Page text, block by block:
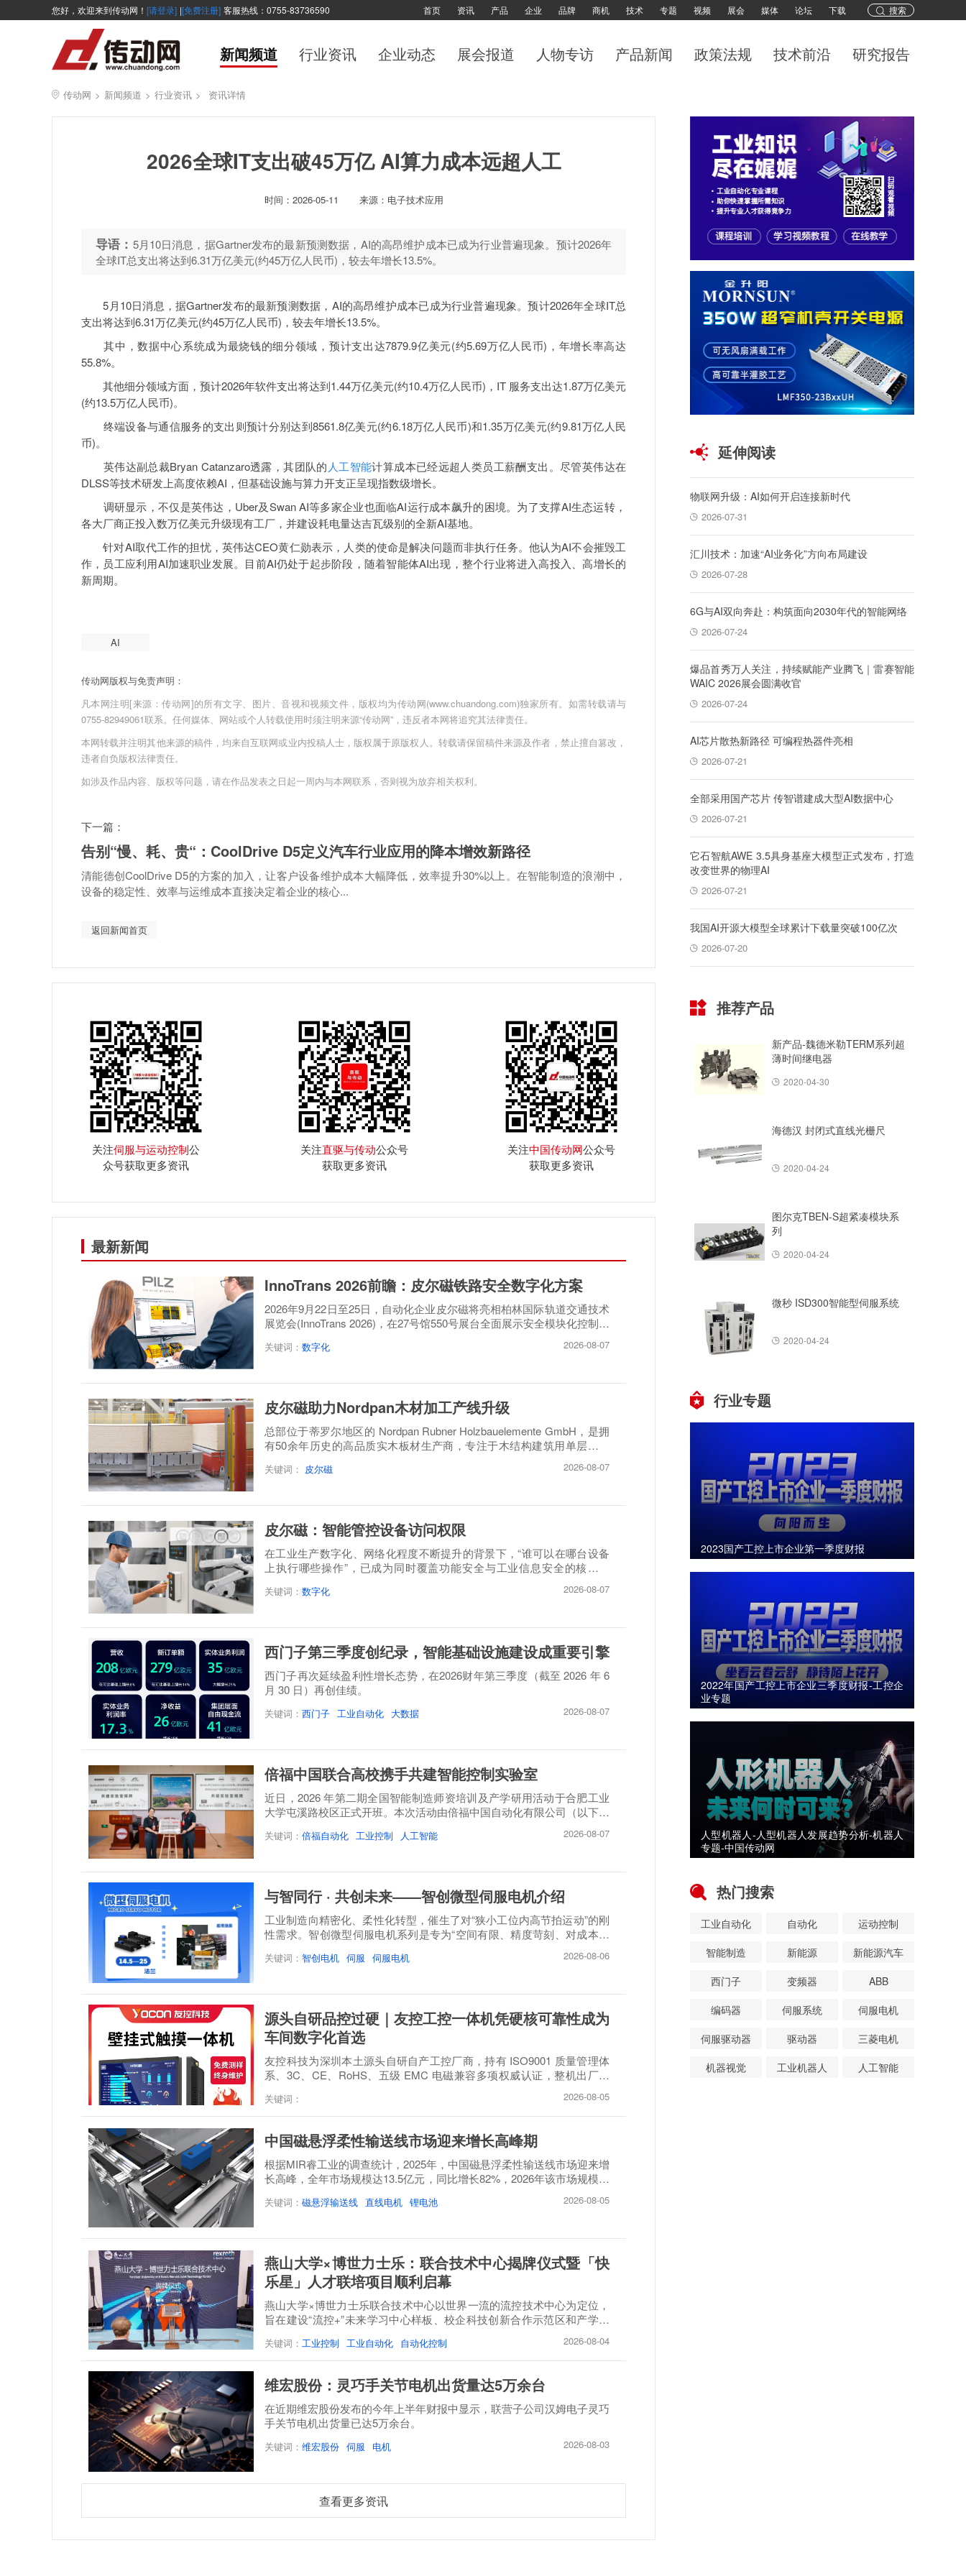
您好，欢迎来到传动网！ [请登录] |[免费注册] 客服热线：0755-83736590 搜索
首页 资讯 产品 企业 品牌 商机 技术 专题 视频 展会 媒体 论坛 下载
新闻频道 行业资讯 企业动态 展会报道 人物专访 产品新闻 政策法规 技术前沿 研究报告
传动网 > 新闻频道 > 行业资讯 > 资讯详情
2026全球IT支出破45万亿 AI算力成本远超人工
时间： 2026-05-11 来源：电子技术应用
导语： 5月10日消息，据Gartner发布的最新预测数据，AI的高昂维护成本已成为行业普遍现象。预计2026年
全球IT总支出将达到6.31万亿美元(约45万亿人民币)，较去年增长13.5%。
5月10日消息，据Gartner发布的最新预测数据，AI的高昂维护成本已成为行业普遍现象。预计2026年全球IT总
支出将达到6.31万亿美元(约45万亿人民币)，较去年增长13.5%。
其中，数据中心系统成为最烧钱的细分领域，预计支出达7879.9亿美元(约5.69万亿人民币)，年增长率高达
55.8%。
其他细分领域方面，预计2026年软件支出将达到1.44万亿美元(约10.4万亿人民币)，IT 服务支出达1.87万亿美元
(约13.5万亿人民币)。
终端设备与通信服务的支出则预计分别达到8561.8亿美元(约6.18万亿人民币)和1.35万亿美元(约9.81万亿人民
币)。
英伟达副总裁Bryan Catanzaro透露，其团队的 人工智能计算成本已经远超人类员工薪酬支出。尽管英伟达在
DLSS等技术研发上高度依赖AI，但基础设施与算力开支正呈现指数级增长。
调研显示，不仅是英伟达，Uber及Swan AI等多家企业也面临AI运行成本飙升的困境。为了支撑AI生态运转，
各大厂商正投入数万亿美元升级现有工厂，并建设耗电量达吉瓦级别的全新AI基地。
针对AI取代工作的担忧，英伟达CEO黄仁勋表示，人类的使命是解决问题而非执行任务。他认为AI不会摧毁工
作，员工应利用AI加速职业发展。目前AI仍处于起步阶段，随着智能体AI出现，整个行业将进入高投入、高增长的
新周期。
AI
传动网版权与免责声明：
凡本网注明[来源：传动网]的所有文字、图片、音视和视频文件，版权均为传动网(www.chuandong.com)独家所有。如需转载请与
0755-82949061联系。任何媒体、网站或个人转载使用时须注明来源“传动网”，违反者本网将追究其法律责任。
本网转载并注明其他来源的稿件，均来自互联网或业内投稿人士，版权属于原版权人。转载请保留稿件来源及作者，禁止擅自篡改，
违者自负版权法律责任。
如涉及作品内容、版权等问题，请在作品发表之日起一周内与本网联系，否则视为放弃相关权利。
下一篇：
告别“慢、耗、贵“：CoolDrive D5定义汽车行业应用的降本增效新路径
清能德创CoolDrive D5的方案的加入，让客户设备维护成本大幅降低，效率提升30%以上。在智能制造的浪潮中，
设备的稳定性、效率与运维成本直接决定着企业的核心...
返回新闻首页
关注伺服与运动控制公
众号获取更多资讯
关注直驱与传动公众号
获取更多资讯
关注中国传动网公众号
获取更多资讯
最新新闻
InnoTrans 2026前瞻：皮尔磁铁路安全数字化方案
2026年9月22日至25日，自动化企业皮尔磁将亮相柏林国际轨道交通技术
展览会(InnoTrans 2026)，在27号馆550号展台全面展示安全模块化控制方
关键词： 数字化 2026-08-07
皮尔磁助力Nordpan木材加工产线升级
总部位于蒂罗尔地区的 Nordpan Rubner Holzbauelemente GmbH，是拥
有50余年历史的高品质实木板材生产商，专注于木结构建筑用单层、多
关键词： 皮尔磁 2026-08-07
皮尔磁：智能管控设备访问权限
在工业生产数字化、网络化程度不断提升的背景下，“谁可以在哪台设备
上执行哪些操作”，已成为同时覆盖功能安全与工业信息安全的核心问
关键词： 数字化 2026-08-07
西门子第三季度创纪录，智能基础设施建设成重要引擎
西门子再次延续盈利性增长态势，在2026财年第三季度（截至 2026 年 6
月 30 日）再创佳绩。
关键词： 西门子 工业自动化 大数据 2026-08-07
倍福中国联合高校携手共建智能控制实验室
近日，2026 年第二期全国智能制造师资培训及产学研用活动于合肥工业
大学屯溪路校区正式开班。本次活动由倍福中国自动化有限公司（以下简
关键词： 倍福自动化 工业控制 人工智能 2026-08-07
与智同行 · 共创未来——智创微型伺服电机介绍
工业制造向精密化、柔性化转型，催生了对“狭小工位内高节拍运动”的刚
性需求。智创微型伺服电机系列是专为“空间有限、精度苛刻、对成本敏
关键词： 智创电机 伺服 伺服电机 2026-08-06
源头自研品控过硬｜友控工控一体机凭硬核可靠性成为
车间数字化首选
友控科技为深圳本土源头自研自产工控厂商，持有 ISO9001 质量管理体
系、3C、CE、RoHS、五级 EMC 电磁兼容多项权威认证，整机出厂必
关键词： 2026-08-05
中国磁悬浮柔性输送线市场迎来增长高峰期
根据MIR睿工业的调查统计，2025年，中国磁悬浮柔性输送线市场迎来增
长高峰，全年市场规模达13.5亿元，同比增长82%，2026年该市场规模将
关键词： 磁悬浮输送线 直线电机 锂电池 2026-08-05
燕山大学×博世力士乐：联合技术中心揭牌仪式暨「快
乐星」人才联培项目顺利启幕
燕山大学×博世力士乐联合技术中心以世界一流的流控技术中心为定位，
旨在建设“流控+”未来学习中心样板、校企科技创新合作示范区和产学研
关键词： 工业控制 工业自动化 自动化控制 2026-08-04
维宏股份：灵巧手关节电机出货量达5万余台
在近期维宏股份发布的今年上半年财报中显示，联营子公司汉姆电子灵巧
手关节电机出货量已达5万余台。
关键词： 维宏股份 伺服 电机 2026-08-03
查看更多资讯
延伸阅读
物联网升级：AI如何开启连接新时代
2026-07-31
汇川技术：加速“AI业务化”方向布局建设
2026-07-28
6G与AI双向奔赴：构筑面向2030年代的智能网络
2026-07-24
爆品首秀万人关注，持续赋能产业腾飞｜雷赛智能
WAIC 2026展会圆满收官
2026-07-24
AI芯片散热新路径 可编程热器件亮相
2026-07-21
全部采用国产芯片 传智谱建成大型AI数据中心
2026-07-21
它石智航AWE 3.5具身基座大模型正式发布，打造
改变世界的物理AI
2026-07-21
我国AI开源大模型全球累计下载量突破100亿次
2026-07-20
推荐产品
新产品-魏德米勒TERM系列超
薄时间继电器
2020-04-30
海德汉 封闭式直线光栅尺
2020-04-24
图尔克TBEN-S超紧凑模块系
列
2020-04-24
微秒 ISD300智能型伺服系统
2020-04-24
行业专题
2023国产工控上市企业第一季度财报
2022年国产工控上市企业三季度财报-工控企
业专题
人型机器人-人型机器人发展趋势分析-机器人
专题-中国传动网
热门搜索
工业自动化 自动化
运动控制
智能制造
新能源
新能源汽车
西门子
变频器
ABB
编码器
伺服系统
伺服电机
伺服驱动器
驱动器
三菱电机
机器视觉
工业机器人 人工智能